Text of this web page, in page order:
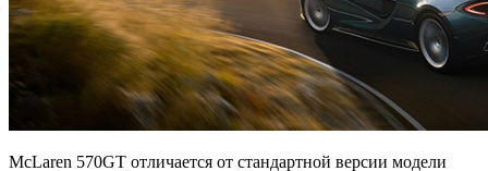
McLaren 570GT отличается от стандартной версии модели